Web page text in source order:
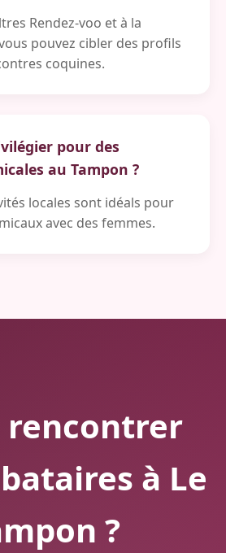
Rendez-voo et à la
pouvez cibler des profils
coquines.
pour des
au Tampon ?
locales sont idéals pour
avec des femmes.
rencontrer
à Le
?